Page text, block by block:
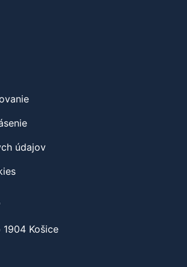
údajov
Košice